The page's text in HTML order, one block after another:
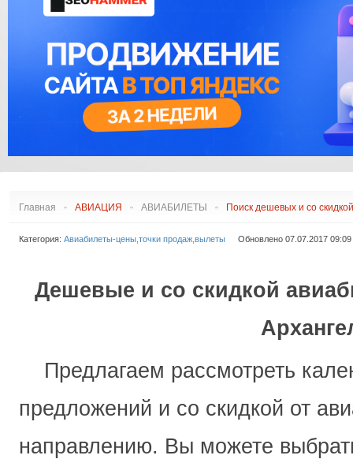
АЭРОПОРТЫ АФРИКИ
АЭРОПОРТЫ АМЕРИКИ
РЕЙТИНГ АЭРОПОРТОВ
АЭРОПОРТЫ АВСТРАЛИИ
И ОКЕАНИИ
ЭМБРАЕР E-JET
ИЛ
СААБ
СУХОЙ СУПЕРДЖЕТ
ТУПОЛЕВ
Главная АВИАЦИЯ АВИАБИЛЕТЫ Поиск дешевых и со
Категория: Авиабилеты-цены,точки продаж,вылеты Обновлено 07.07.2017 09:09
Дешевые и со скидкой
Предлагаем рассмотреть
предложений и со скидкой от
направлению. Вы можете